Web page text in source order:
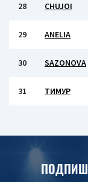
28 CHUJOI
29 ANELIA
30 SAZONOVA
31 ТИМУР